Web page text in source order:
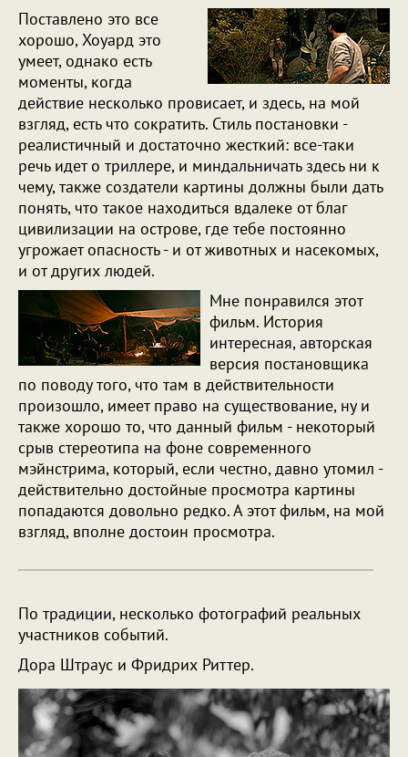
Поставлено это все
хорошо, Хоуард это
умеет, однако есть
моменты, когда
действие несколько провисает, и здесь, на мой
взгляд, есть что сократить. Стиль постановки -
реалистичный и достаточно жесткий: все-таки
речь идет о триллере, и миндальничать здесь ни к
чему, также создатели картины должны были дать
понять, что такое находиться вдалеке от благ
цивилизации на острове, где тебе постоянно
угрожает опасность - и от животных и насекомых,
и от других людей.
Мне понравился этот
фильм. История
интересная, авторская
версия постановщика
по поводу того, что там в действительности
произошло, имеет право на существование, ну и
также хорошо то, что данный фильм - некоторый
срыв стереотипа на фоне современного
мэйнстрима, который, если честно, давно утомил -
действительно достойные просмотра картины
попадаются довольно редко. А этот фильм, на мой
взгляд, вполне достоин просмотра.
По традиции, несколько фотографий реальных
участников событий.
Дора Штраус и Фридрих Риттер.